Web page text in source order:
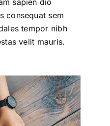
sapien dio
consequat sem
tempor nibh
velit mauris.